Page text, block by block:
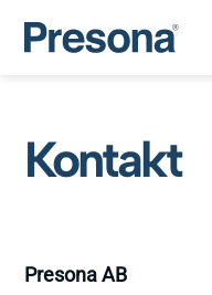
Kontakt
Presona AB